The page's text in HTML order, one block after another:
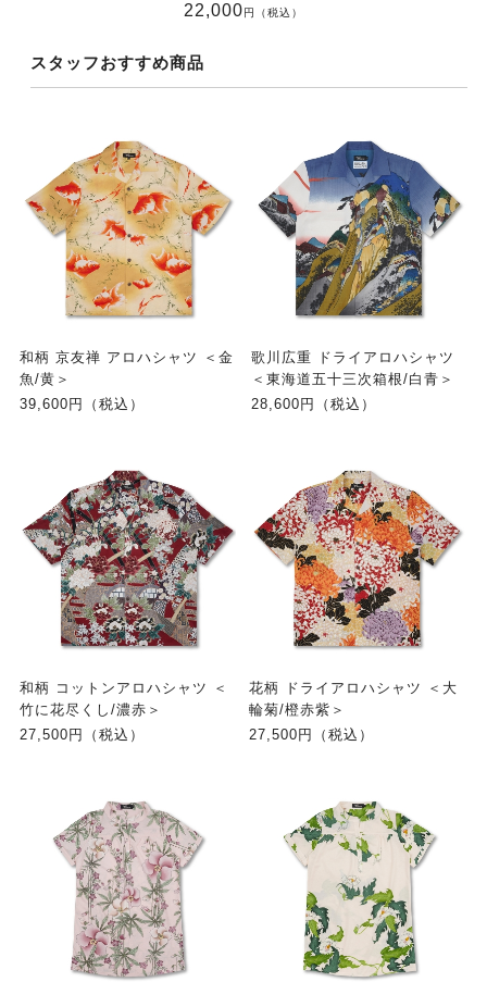
22,000円（税込）
スタッフおすすめ商品
和柄 京友禅 アロハシャツ ＜金
魚/黄＞
39,600円（税込）
歌川広重 ドライアロハシャツ
＜東海道五十三次箱根/白青＞
28,600円（税込）
和柄 コットンアロハシャツ ＜
竹に花尽くし/濃赤＞
27,500円（税込）
花柄 ドライアロハシャツ ＜大
輪菊/橙赤紫＞
27,500円（税込）